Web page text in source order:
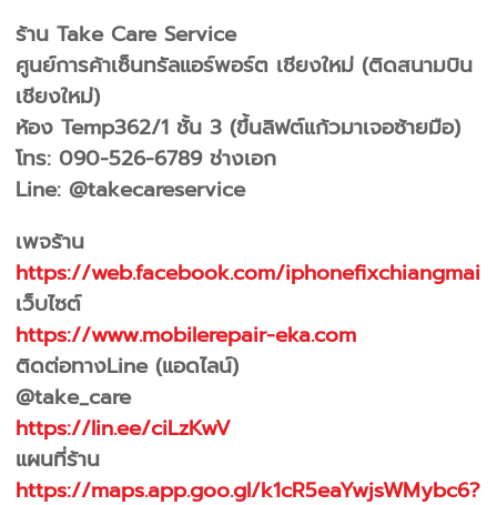
ร้าน Take Care Service
ศูนย์การค้าเซ็นทรัลแอร์พอร์ต เชียงใหม่ (ติดสนามบิน
เชียงใหม่)
ห้อง Temp362/1 ชั้น 3 (ขึ้นลิฟต์แก้วมาเจอซ้ายมือ)
โทร: 090-526-6789 ช่างเอก
Line: @takecareservice
เพจร้าน
https://web.facebook.com/iphonefixchiangmai
เว็บไซต์
https://www.mobilerepair-eka.com
ติดต่อทางLine (แอดไลน์)
@take_care
https://lin.ee/ciLzKwV
แผนที่ร้าน
https://maps.app.goo.gl/k1cR5eaYwjsWMybc6?